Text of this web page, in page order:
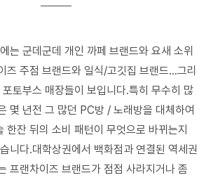
는 군데군데 개인 까페 브랜드와 요새 소위
즈 주점 브랜드와 일식/고깃집 브랜드…그리
토부스 매장들이 보입니다.특히 무수히 많
몇 년전 그 많던 PC방 / 노래방을 대체하여
잔 뒤의 소비 패턴이 무엇으로 바뀌는지
니다.대학상권에서 백화점과 연결된 역세권
프랜차이즈 브랜드가 점점 사라지거나 좀